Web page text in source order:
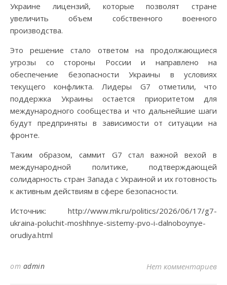
Украине лицензий, которые позволят стране
увеличить объем собственного военного
производства.
Это решение стало ответом на продолжающиеся
угрозы со стороны России и направлено на
обеспечение безопасности Украины в условиях
текущего конфликта. Лидеры G7 отметили, что
поддержка Украины остается приоритетом для
международного сообщества и что дальнейшие шаги
будут предприняты в зависимости от ситуации на
фронте.
Таким образом, саммит G7 стал важной вехой в
международной политике, подтверждающей
солидарность стран Запада с Украиной и их готовность
к активным действиям в сфере безопасности.
Источник: http://www.mk.ru/politics/2026/06/17/g7-
ukraina-poluchit-moshhnye-sistemy-pvo-i-dalnoboynye-
orudiya.html
от admin Нет комментариев